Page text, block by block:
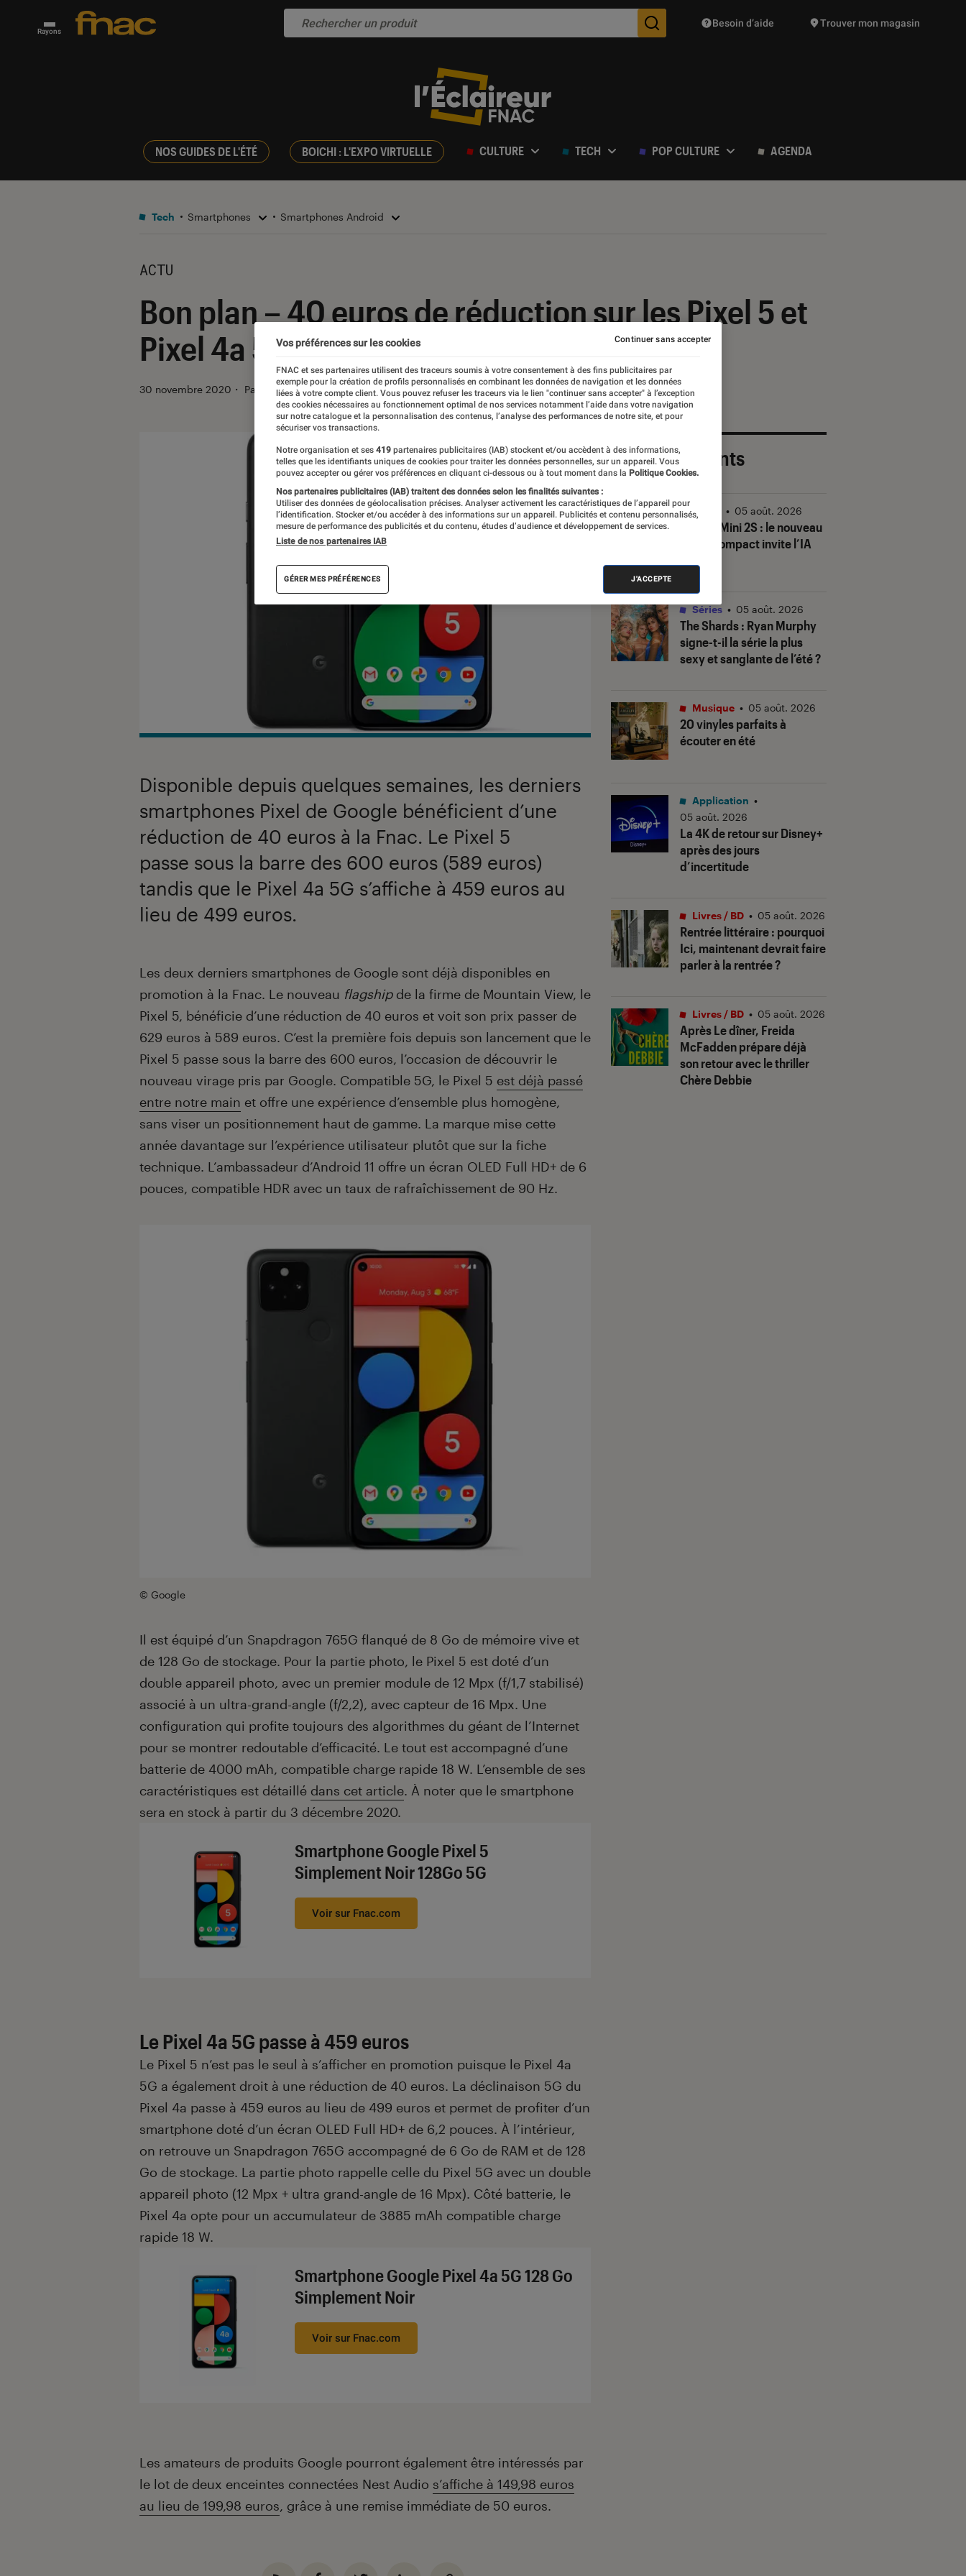
Rayons Des suggestions de produits vont vous être proposées
Besoin d’aide Trouver mon magasin
NOS GUIDES DE L'ÉTÉ BOICHI : L'EXPO VIRTUELLE CULTURE TECH POP CULTURE AGENDA
Tech Smartphones Smartphones Android
ACTU
Bon plan – 40 euros de réduction sur les Pixel 5 et
Pixel 4a 5G
30 novembre 2020 ・ Par Thomas Estimbre
Disponible depuis quelques semaines, les derniers
smartphones Pixel de Google bénéficient d’une
réduction de 40 euros à la Fnac. Le Pixel 5
passe sous la barre des 600 euros (589 euros)
tandis que le Pixel 4a 5G s’affiche à 459 euros au
lieu de 499 euros.
Introduction
Les deux derniers smartphones de Google sont déjà disponibles en
promotion à la Fnac. Le nouveau flagshipde la firme de Mountain View, le
Pixel 5, bénéficie d’une réduction de 40 euros et voit son prix passer de
629 euros à 589 euros. C’est la première fois depuis son lancement que le
Pixel 5 passe sous la barre des 600 euros, l’occasion de découvrir le
nouveau virage pris par Google. Compatible 5G, le Pixel 5 est déjà passé
entre notre main et offre une expérience d’ensemble plus homogène,
sans viser un positionnement haut de gamme. La marque mise cette
année davantage sur l’expérience utilisateur plutôt que sur la fiche
technique. L’ambassadeur d’Android 11 offre un écran OLED Full HD+ de 6
pouces, compatible HDR avec un taux de rafraîchissement de 90 Hz.
© Google
Il est équipé d’un Snapdragon 765G flanqué de 8 Go de mémoire vive et
de 128 Go de stockage. Pour la partie photo, le Pixel 5 est doté d’un
double appareil photo, avec un premier module de 12 Mpx (f/1,7 stabilisé)
associé à un ultra-grand-angle (f/2,2), avec capteur de 16 Mpx. Une
configuration qui profite toujours des algorithmes du géant de l’Internet
pour se montrer redoutable d’efficacité. Le tout est accompagné d’une
batterie de 4000 mAh, compatible charge rapide 18 W. L’ensemble de ses
caractéristiques est détaillé dans cet article. À noter que le smartphone
sera en stock à partir du 3 décembre 2020.
Smartphone Google Pixel 5
Simplement Noir 128Go 5G
Voir sur Fnac.com
Le Pixel 4a 5G passe à 459 euros
Le Pixel 5 n’est pas le seul à s’afficher en promotion puisque le Pixel 4a
5G a également droit à une réduction de 40 euros. La déclinaison 5G du
Pixel 4a passe à 459 euros au lieu de 499 euros et permet de profiter d’un
smartphone doté d’un écran OLED Full HD+ de 6,2 pouces. À l’intérieur,
on retrouve un Snapdragon 765G accompagné de 6 Go de RAM et de 128
Go de stockage. La partie photo rappelle celle du Pixel 5G avec un double
appareil photo (12 Mpx + ultra grand-angle de 16 Mpx). Côté batterie, le
Pixel 4a opte pour un accumulateur de 3885 mAh compatible charge
rapide 18 W.
Smartphone Google Pixel 4a 5G 128 Go
Simplement Noir
Voir sur Fnac.com
Les amateurs de produits Google pourront également être intéressés par
le lot de deux enceintes connectées Nest Audio s’affiche à 149,98 euros
au lieu de 199,98 euros, grâce à une remise immédiate de 50 euros.
Les plus récents
DJI Mic Mini 2S : le nouveau
micro compact invite l’IA
Vidéo • 05 août. 2026
The Shards: Ryan Murphy
signe-t-il la série la plus
sexy et sanglante de l’été ?
Séries • 05 août. 2026
20 vinyles parfaits à
écouter en été
Musique • 05 août. 2026
La 4K de retour sur Disney+
après des jours
d’incertitude
Application •
05 août. 2026
Rentrée littéraire : pourquoi
Ici, maintenant devrait faire
parler à la rentrée ?
Livres / BD • 05 août. 2026
AprèsLe dîner, Freida
McFadden prépare déjà
son retour avec le thriller
Chère Debbie
Livres / BD • 05 août. 2026
Vos préférences sur les cookies
FNAC et ses partenaires utilisent des traceurs soumis à votre consentement à des fins publicitaires par
exemple pour la création de profils personnalisés en combinant les données de navigation et les données
liées à votre compte client. Vous pouvez refuser les traceurs via le lien "continuer sans accepter" à l’exception
des cookies nécessaires au fonctionnement optimal de nos services notamment l’aide dans votre navigation
sur notre catalogue et la personnalisation des contenus, l’analyse des performances de notre site, et pour
sécuriser vos transactions.
Notre organisation et ses 419 partenaires publicitaires (IAB) stockent et/ou accèdent à des informations,
telles que les identifiants uniques de cookies pour traiter les données personnelles, sur un appareil. Vous
pouvez accepter ou gérer vos préférences en cliquant ci-dessous ou à tout moment dans la Politique Cookies.
Nos partenaires publicitaires (IAB) traitent des données selon les finalités suivantes :
Utiliser des données de géolocalisation précises. Analyser activement les caractéristiques de l’appareil pour
l’identification. Stocker et/ou accéder à des informations sur un appareil. Publicités et contenu personnalisés,
mesure de performance des publicités et du contenu, études d’audience et développement de services.
Liste de nos partenaires IAB
GÉRER MES PRÉFÉRENCES J'ACCEPTE
Continuer sans accepter